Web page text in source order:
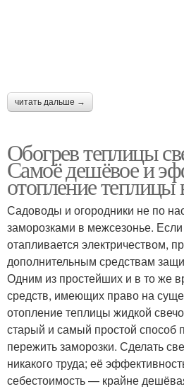
читать дальше →
Обогрев теплицы
Самоё дешёвое и
отопление теплицы
Садоводы и огородники не по
заморозками в межсезонье.
отапливается электричеством,
дополнительным средствам
Одним из простейших и в то же
средств, имеющих право на
отопление теплицы жидкой
старый и самый простой способ
пережить заморозки. Сделать
никакого труда; её
себестоимость — крайне